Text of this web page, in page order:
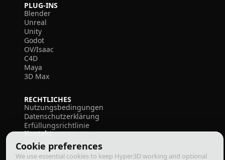
Cookie preferences
We use essential cookies to keep Hyper3D working and optional
PLUG-INS
Blender
Unreal
Unity
Godot
OV/Isaac
C4D
Maya
3D Max
RECHTLICHES
Nutzungsbedingungen
Datenschutzerklärung
Erfüllungsrichtlinie
Kontakt